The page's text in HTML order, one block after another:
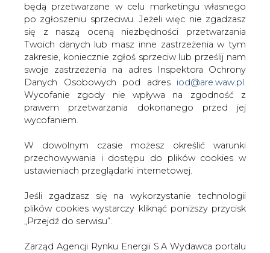
będą przetwarzane w celu marketingu własnego
po zgłoszeniu sprzeciwu. Jeżeli więc nie zgadzasz
się z naszą oceną niezbędności przetwarzania
Twoich danych lub masz inne zastrzeżenia w tym
zakresie, koniecznie zgłoś sprzeciw lub prześlij nam
swoje zastrzeżenia na adres Inspektora Ochrony
Danych Osobowych pod adres iod@are.waw.pl.
Wycofanie zgody nie wpływa na zgodność z
prawem przetwarzania dokonanego przed jej
wycofaniem.
W dowolnym czasie możesz określić warunki
przechowywania i dostępu do plików cookies w
ustawieniach przeglądarki internetowej.
Jeśli zgadzasz się na wykorzystanie technologii
plików cookies wystarczy kliknąć poniższy przycisk
„Przejdź do serwisu”.
Zarząd Agencji Rynku Energii S.A Wydawca portalu
Według relacji dziennika do resortu trafiły wnioski
dotyczące 59 projektów morskich farm wiatrowych, a
pierwsze dwie decyzje może otrzymać Kulczyk
Investments, choć jak zwraca uwagę gazeta firma złożyła
w ministerstwie cztery wnioski. Kolejne trzy na początku
kwietnia ma otrzymać Polska Grupa Energetyczna.
„Rzeczpospolita” podkreśla również, że choć
ministerstwo zapewnia, iż wszystkie decyzje będą
wydane z zachowaniem terminów przewidzianych w
kodeksie postępowania administracyjnego, to biorąc
pod uwagę, że pierwsze wnioski wpłynęły do
ministerstwa w sierpniu 2011 r., opóźnienie sięga już trzech
miesięcy. Jednak resort wyjaśnia, że wnioski wymagały
uzupełnień formalnych a dodatkowe przedłużenie
terminu ich rozpatrywania z 28 lutego na koniec marca
spowodowane było konsultacjami międzyresortowymi.
#Energetyka #kraj